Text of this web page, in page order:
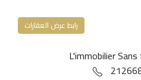
رابط عرض العقارات
L'immobilier